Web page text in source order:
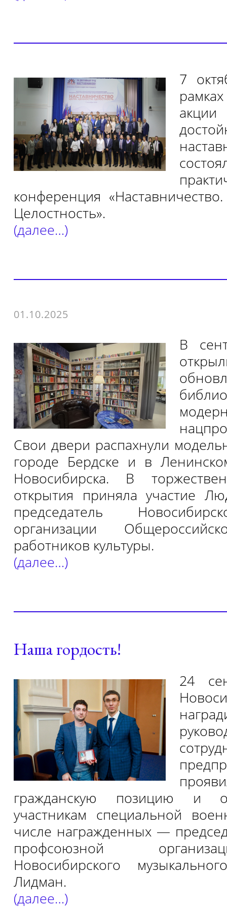
7
акции
конференция
Целостность».
(далее…)
01.10.2025
В
Свои двери распахнули
городе Бердске и в
Новосибирска. В
открытия приняла участие
председатель
организации
работников культуры.
(далее…)
Наша гордость!
24
гражданскую позицию и
участникам специальной
числе награжденных —
профсоюзной
Новосибирского
Лидман.
(далее…)